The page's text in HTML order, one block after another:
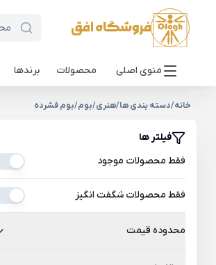
منوی اصلی محصولات برندها
خانه/دسته بندی ها/هنری/بوم/بوم فشرده
فیلتر ها
فقط محصولات موجود
فقط محصولات شگفت انگیز
محدوده قیمت